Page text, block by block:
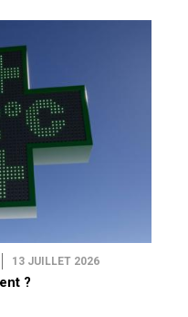
13 JUILLET 2026
?